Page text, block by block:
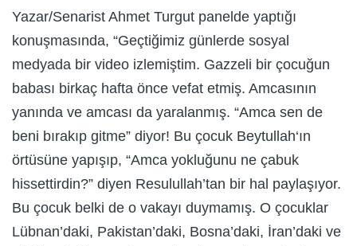
Yazar/Senarist Ahmet Turgut panelde yaptığı
konuşmasında, “Geçtiğimiz günlerde sosyal
medyada bir video izlemiştim. Gazzeli bir çocuğun
babası birkaç hafta önce vefat etmiş. Amcasının
yanında ve amcası da yaralanmış. “Amca sen de
beni bırakıp gitme” diyor! Bu çocuk Beytullah‘ın
örtüsüne yapışıp, “Amca yokluğunu ne çabuk
hissettirdin?” diyen Resulullah’tan bir hal paylaşıyor.
Bu çocuk belki de o vakayı duymamış. O çocuklar
Lübnan’daki, Pakistan’daki, Bosna’daki, İran’daki ve